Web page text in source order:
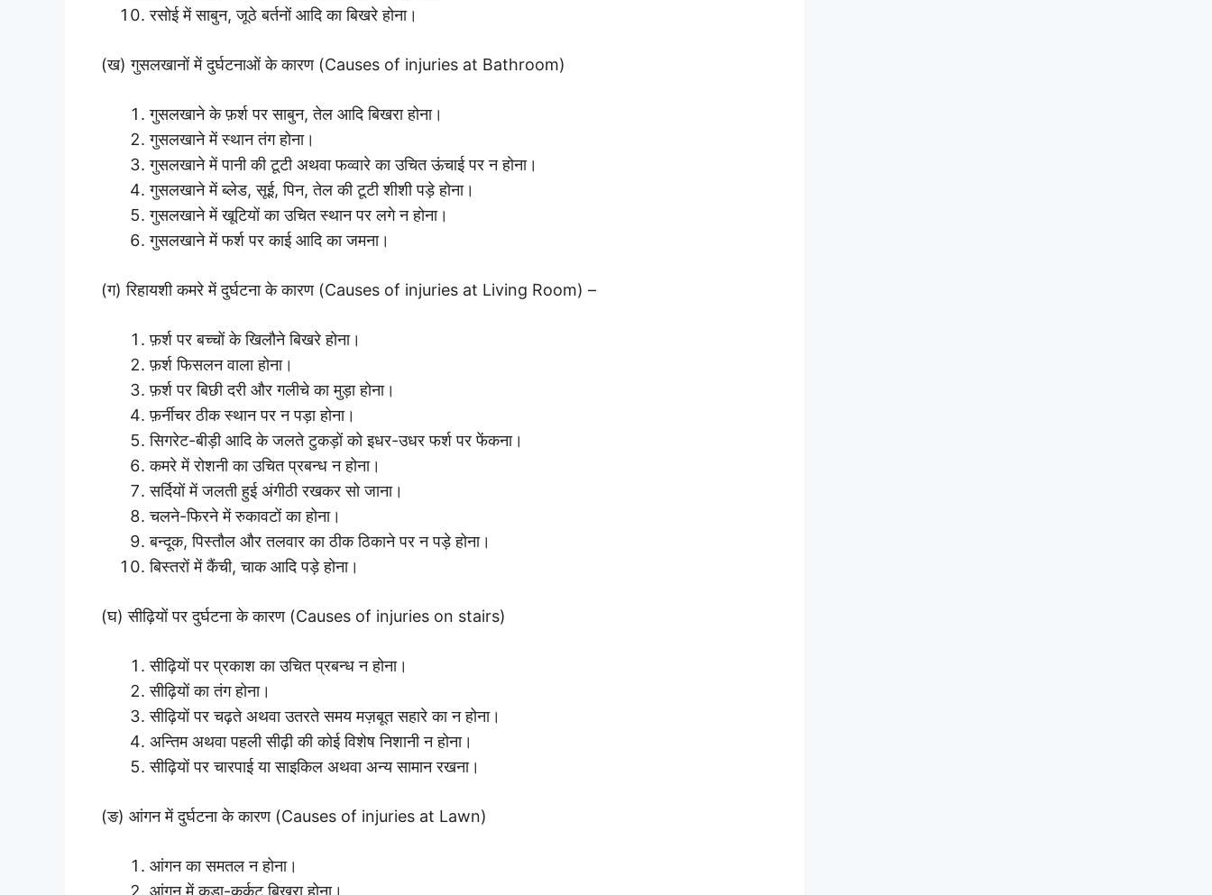
रसोई में साबुन, जूठे बर्तनों आदि का बिखरे होना।
(ख) गुसलखानों में दुर्घटनाओं के कारण (Causes of injuries at Bathroom)
गुसलखाने के फ़र्श पर साबुन, तेल आदि बिखरा होना।
गुसलखाने में स्थान तंग होना।
गुसलखाने में पानी की टूटी अथवा फव्वारे का उचित ऊंचाई पर न होना।
गुसलखाने में ब्लेड, सूई, पिन, तेल की टूटी शीशी पड़े होना।
गुसलखाने में खूटियों का उचित स्थान पर लगे न होना।
गुसलखाने में फर्श पर काई आदि का जमना।
(ग) रिहायशी कमरे में दुर्घटना के कारण (Causes of injuries at Living Room) –
फ़र्श पर बच्चों के खिलौने बिखरे होना।
फ़र्श फिसलन वाला होना।
फ़र्श पर बिछी दरी और गलीचे का मुड़ा होना।
फ़र्नीचर ठीक स्थान पर न पड़ा होना।
सिगरेट-बीड़ी आदि के जलते टुकड़ों को इधर-उधर फर्श पर फेंकना।
कमरे में रोशनी का उचित प्रबन्ध न होना।
सर्दियों में जलती हुई अंगीठी रखकर सो जाना।
चलने-फिरने में रुकावटों का होना।
बन्दूक, पिस्तौल और तलवार का ठीक ठिकाने पर न पड़े होना।
बिस्तरों में कैंची, चाक आदि पड़े होना।
(घ) सीढ़ियों पर दुर्घटना के कारण (Causes of injuries on stairs)
सीढ़ियों पर प्रकाश का उचित प्रबन्ध न होना।
सीढ़ियों का तंग होना।
सीढ़ियों पर चढ़ते अथवा उतरते समय मज़बूत सहारे का न होना।
अन्तिम अथवा पहली सीढ़ी की कोई विशेष निशानी न होना।
सीढ़ियों पर चारपाई या साइकिल अथवा अन्य सामान रखना।
(ङ) आंगन में दुर्घटना के कारण (Causes of injuries at Lawn)
आंगन का समतल न होना।
आंगन में कूड़ा-कर्कट बिखरा होना।